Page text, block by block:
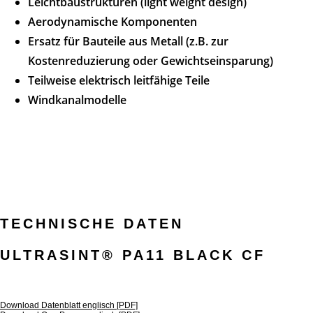
Aerodynamische Komponenten
Ersatz für Bauteile aus Metall (z.B. zur
Kostenreduzierung oder Gewichtseinsparung)
Teilweise elektrisch leitfähige Teile
Windkanalmodelle
TECHNISCHE DATEN
ULTRASINT® PA11 BLACK CF
Download Datenblatt englisch [PDF]